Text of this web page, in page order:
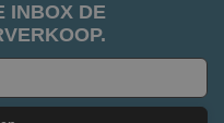
INBOX DE